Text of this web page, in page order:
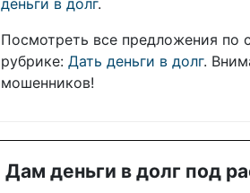
деньги в долг.
Посмотреть все предложения
рубрике: Дать деньги в долг.
мошенников!
Дам деньги в долг под